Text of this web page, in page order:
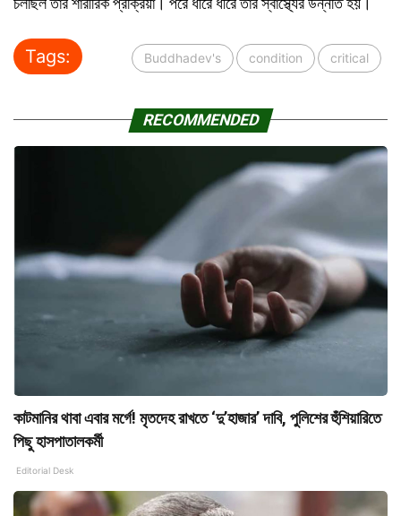
Tags: Buddhadev's condition critical
RECOMMENDED
কাটমানির থাবা এবার মর্গে! মৃতদেহ রাখতে ‘দু’হাজার’ দাবি, পুলিশের হুঁশিয়ারিতে
পিছু হাসপাতালকর্মী
Editorial Desk